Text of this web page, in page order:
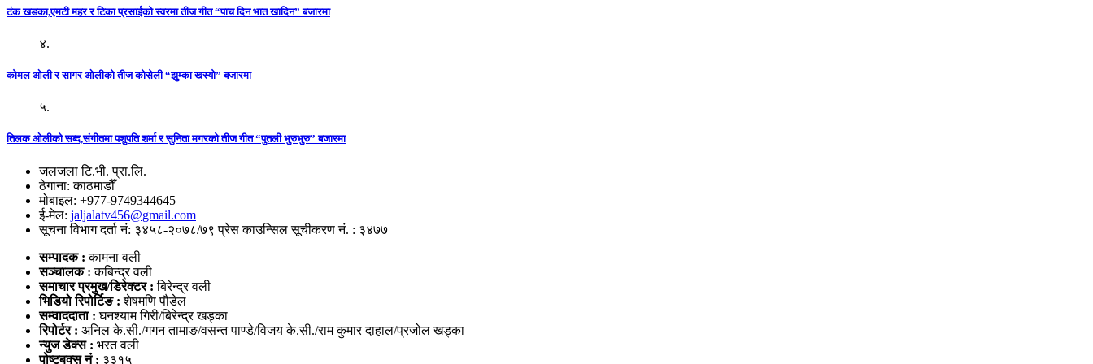
टंक खडका,एमटी महर र टिका प्रसाईको स्वरमा तीज गीत “पाच दिन भात खादिन” बजारमा
४.
कोमल ओली र सागर ओलीको तीज कोसेली “झुम्का खस्यो” बजारमा
५.
तिलक ओलीको सब्द,संगीतमा पशुपति शर्मा र सुनिता मगरको तीज गीत “पुतली भुरुभुरु” बजारमा
जलजला टि.भी. प्रा.लि.
ठेगाना: काठमाडौँ
मोबाइल: +977-9749344645
ई-मेल: jaljalatv456@gmail.com
सूचना विभाग दर्ता नं: ३४५८-२०७८/७९ प्रेस काउन्सिल सूचीकरण नं. : ३४७७
सम्पादक :कामना वली
सञ्‍चालक : कबिन्द्र वली
समाचार प्रमुख/डिरेक्टर :बिरेन्द्र वली
भिडियो रिपोर्टिङ : शेषमणि पौडेल
सम्वाददाता :घनश्याम गिरी/बिरेन्द्र खड्का
रिपोर्टर : अनिल के.सी./गगन तामाङ/वसन्त पाण्डे/विजय के.सी./राम कुमार दाहाल/प्रजोल खड्का
न्युज डेक्स : भरत वली
पोष्‍टबक्स नं : ३३१५